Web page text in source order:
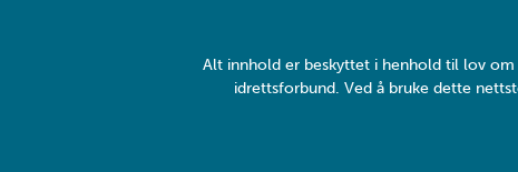
Alt innhold er beskyttet i henhold til lov om
idrettsforbund. Ved å bruke dette